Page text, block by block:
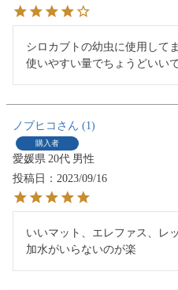
シロカブトの幼虫に使用して
使いやすい量でちょうどいい
ノブヒコ 1
購入者
愛媛県 20代 男性
投稿日
2023/09/16
いいマット、エレファス、レ
加水がいらないのが楽